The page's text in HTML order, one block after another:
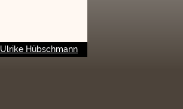
Ulrike Hübschmann